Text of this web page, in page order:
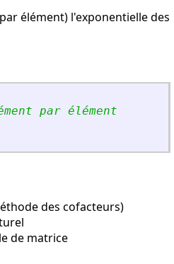
élément) l'exponentielle des
par élément
des cofacteurs)
de matrice